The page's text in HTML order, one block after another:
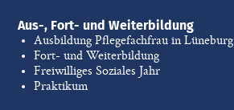
Aus-, Fort- und Weiterbildung
Ausbildung Pflegefachfrau in Lüneburg
Fort- und Weiterbildung
Freiwilliges Soziales Jahr
Praktikum